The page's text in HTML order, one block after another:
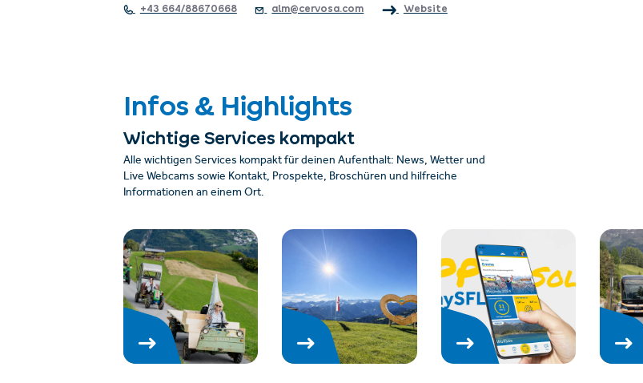
+43 664/88670668 alm@cervosa.com Website
Infos & Highlights
Wichtige Services kompakt
Alle wichtigen Services kompakt für deinen Aufenthalt: News, Wetter und
Live Webcams sowie Kontakt, Prospekte, Broschüren und hilfreiche
Informationen an einem Ort.